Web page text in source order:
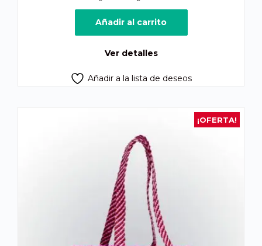
precio
original
era:
precio
actual
es:
Añadir al carrito
Ver detalles
Añadir a la lista de deseos
¡OFERTA!